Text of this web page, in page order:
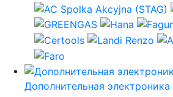
Дополнительная